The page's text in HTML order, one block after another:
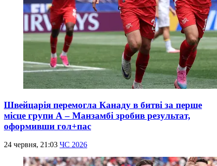
Швейцарія перемогла Канаду в битві за перше
місце групи А – Манзамбі зробив результат,
оформивши гол+пас
24 червня, 21:03 ЧС 2026